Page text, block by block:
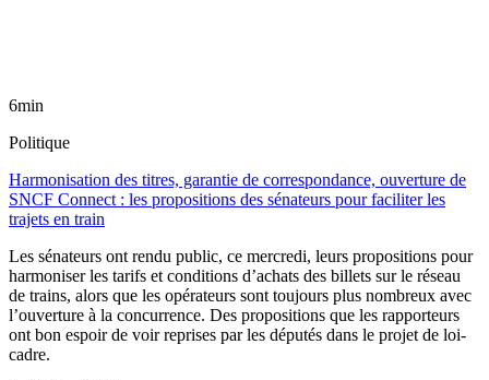
6min
Politique
Harmonisation des titres, garantie de correspondance, ouverture de
SNCF Connect : les propositions des sénateurs pour faciliter les
trajets en train
Les sénateurs ont rendu public, ce mercredi, leurs propositions pour
harmoniser les tarifs et conditions d’achats des billets sur le réseau
de trains, alors que les opérateurs sont toujours plus nombreux avec
l’ouverture à la concurrence. Des propositions que les rapporteurs
ont bon espoir de voir reprises par les députés dans le projet de loi-
cadre.